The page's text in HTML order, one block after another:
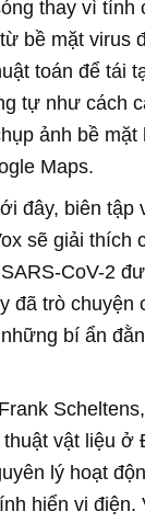
thay vì tính
bề mặt virus
toán để tái
tự như cách
ảnh bề mặt
Maps.
đây, biên tập
sẽ giải thích
CoV-2
đã trò chuyện
bí ẩn
vật liệu ở
lý hoạt
hiển vi